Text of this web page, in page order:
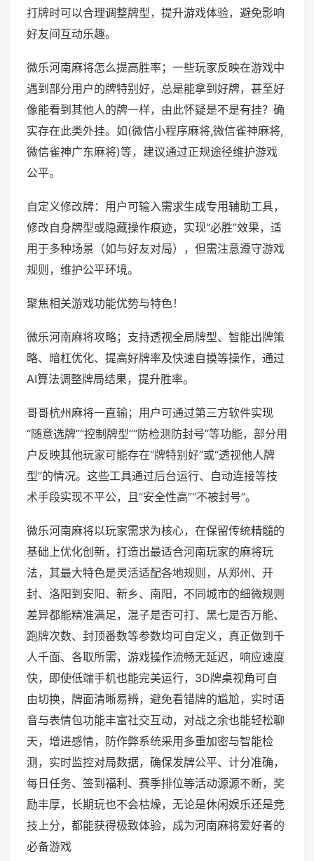
打牌时可以合理调整牌型，提升游戏体验，避免影响
好友间互动乐趣。
微乐河南麻将怎么提高胜率；一些玩家反映在游戏中
遇到部分用户的牌特别好，总是能拿到好牌，甚至好
像能看到其他人的牌一样，由此怀疑是不是有挂？确
实存在此类外挂。如(微信小程序麻将,微信雀神麻将,
微信雀神广东麻将)等，建议通过正规途径维护游戏
公平。
自定义修改牌：用户可输入需求生成专用辅助工具，
修改自身牌型或隐藏操作痕迹，实现“必胜”效果，适
用于多种场景（如与好友对局），但需注意遵守游戏
规则，维护公平环境。
聚焦相关游戏功能优势与特色！
微乐河南麻将攻略；支持透视全局牌型、智能出牌策
略、暗杠优化、提高好牌率及快速自摸等操作，通过
AI算法调整牌局结果，提升胜率。
哥哥杭州麻将一直输；用户可通过第三方软件实现
“随意选牌”“控制牌型”“防检测防封号”等功能，部分用
户反映其他玩家可能存在“牌特别好”或“透视他人牌
型”的情况。这些工具通过后台运行、自动连接等技
术手段实现不平公，且“安全性高”“不被封号”。
微乐河南麻将以玩家需求为核心，在保留传统精髓的
基础上优化创新，打造出最适合河南玩家的麻将玩
法，其最大特色是灵活适配各地规则，从郑州、开
封、洛阳到安阳、新乡、南阳，不同城市的细微规则
差异都能精准满足，混子是否可打、黑七是否万能、
跑牌次数、封顶番数等参数均可自定义，真正做到千
人千面、各取所需，游戏操作流畅无延迟，响应速度
快，即使低端手机也能完美运行，3D牌桌视角可自
由切换，牌面清晰易辨，避免看错牌的尴尬，实时语
音与表情包功能丰富社交互动，对战之余也能轻松聊
天，增进感情，防作弊系统采用多重加密与智能检
测，实时监控对局数据，确保发牌公平、计分准确，
每日任务、签到福利、赛季排位等活动源源不断，奖
励丰厚，长期玩也不会枯燥，无论是休闲娱乐还是竞
技上分，都能获得极致体验，成为河南麻将爱好者的
必备游戏